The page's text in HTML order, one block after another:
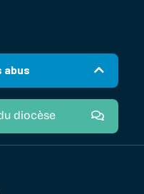
abus
diocèse